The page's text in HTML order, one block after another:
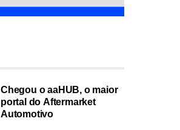
Chegou o aaHUB, o maior
portal do Aftermarket
Automotivo